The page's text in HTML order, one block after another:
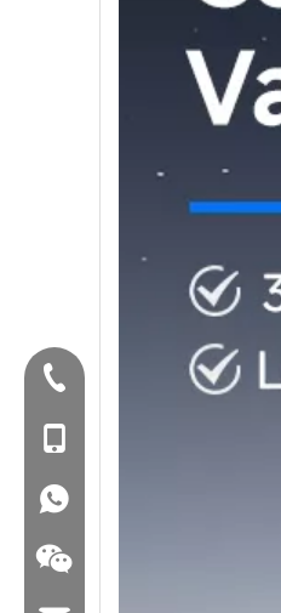
Tel:+86-577-88627766